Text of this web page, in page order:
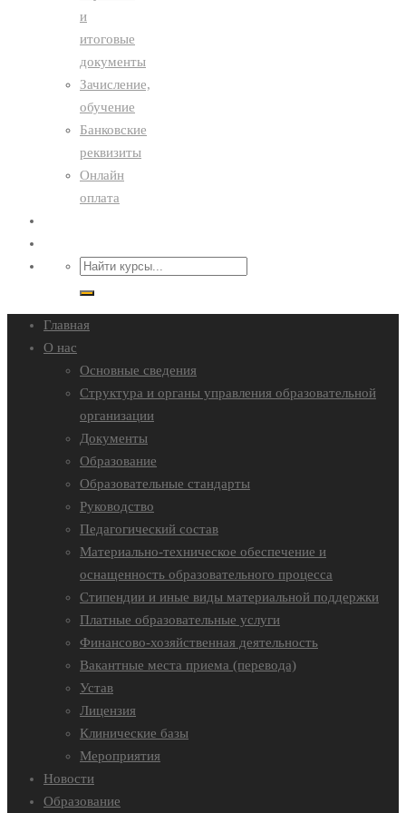
и
итоговые
документы
Зачисление,
обучение
Банковские
реквизиты
Онлайн
оплата
Главная
О нас
Основные сведения
Структура и органы управления образовательной
организации
Документы
Образование
Образовательные стандарты
Руководство
Педагогический состав
Материально-техническое обеспечение и
оснащенность образовательного процесса
Стипендии и иные виды материальной поддержки
Платные образовательные услуги
Финансово-хозяйственная деятельность
Вакантные места приема (перевода)
Устав
Лицензия
Клинические базы
Мероприятия
Новости
Образование